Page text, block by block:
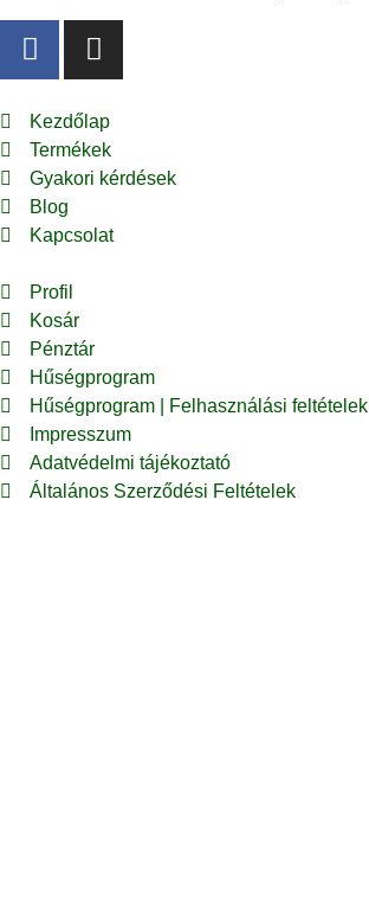
Kezdőlap
Termékek
Gyakori kérdések
Blog
Kapcsolat
Profil
Kosár
Pénztár
Hűségprogram
Hűségprogram | Felhasználási feltételek
Impresszum
Adatvédelmi tájékoztató
Általános Szerződési Feltételek